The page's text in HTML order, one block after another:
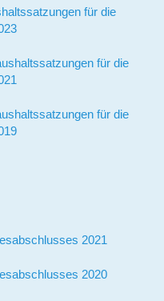
für die
für die
für die
2021
2020